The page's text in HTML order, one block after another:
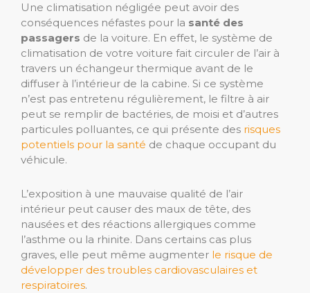
Une climatisation négligée peut avoir des
conséquences néfastes pour la santé des
passagers de la voiture. En effet, le système de
climatisation de votre voiture fait circuler de l’air à
travers un échangeur thermique avant de le
diffuser à l’intérieur de la cabine. Si ce système
n’est pas entretenu régulièrement, le filtre à air
peut se remplir de bactéries, de moisi et d’autres
particules polluantes, ce qui présente des risques
potentiels pour la santé de chaque occupant du
véhicule.
L’exposition à une mauvaise qualité de l’air
intérieur peut causer des maux de tête, des
nausées et des réactions allergiques comme
l’asthme ou la rhinite. Dans certains cas plus
graves, elle peut même augmenter le risque de
développer des troubles cardiovasculaires et
respiratoires.